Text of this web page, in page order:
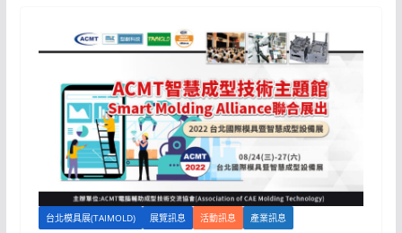
台北模具展(TAIMOLD) 展覽訊息 活動訊息 產業訊息